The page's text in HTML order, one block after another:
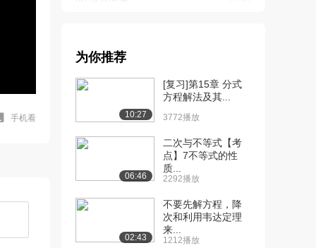
手机看
2.7万播放
[8] 代数运算 13:10
[9] 函数最大值
2.5万播放
07:47
[11] 复杂三角问题及代数
10:09
为你推荐
10:27
[复习]第15章 分式
方程解法及其...
3772播放
06:46
二次与不等式【考
点】7不等式的性
质...
2292播放
02:43
不要先解方程，降
次和利用韦达定理
来...
1212播放